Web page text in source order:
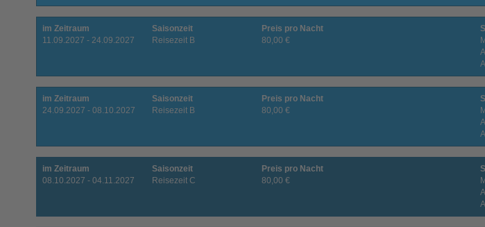
im Zeitraum
11.09.2027 - 24.09.2027
Saisonzeit
Reisezeit B
Preis pro Nacht
80,00 €
im Zeitraum
24.09.2027 - 08.10.2027
Saisonzeit
Reisezeit B
Preis pro Nacht
80,00 €
im Zeitraum
08.10.2027 - 04.11.2027
Saisonzeit
Reisezeit C
Preis pro Nacht
80,00 €